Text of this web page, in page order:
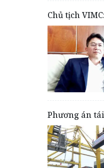
Chủ tịch
Phương án